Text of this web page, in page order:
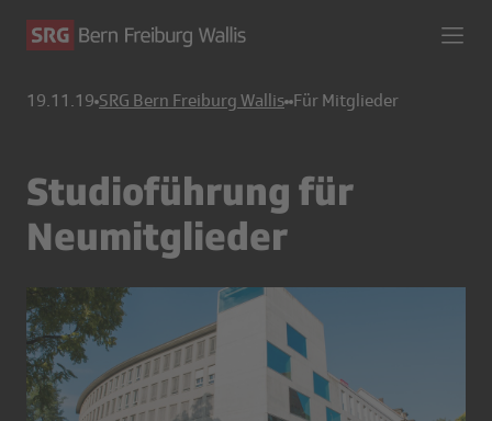
19.11.19 SRG Bern Freiburg Wallis Für Mitglieder
Studioführung für
Neumitglieder